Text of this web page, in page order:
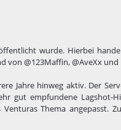
wurde. Hierbei
von@123Maffin,@AveXx und
Jahre hinweg aktiv. Der
gut empfundene Lagshot-
Thema angepasst.